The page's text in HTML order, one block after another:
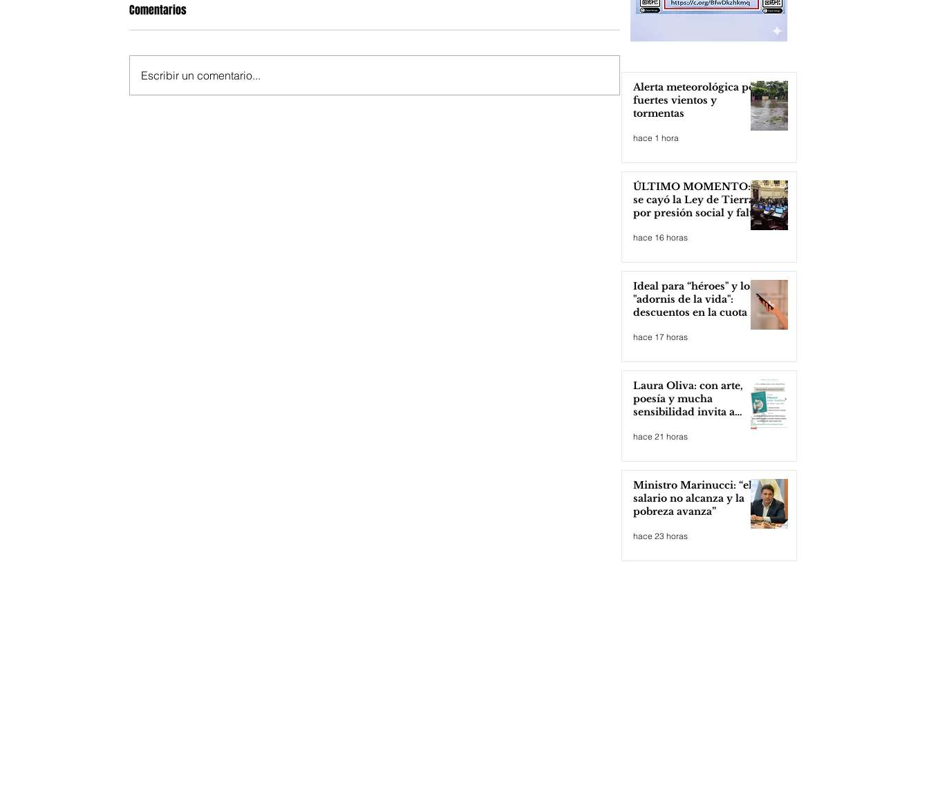
Comentarios
Escribir un comentario...
Alerta meteorológica por
fuertes vientos y
tormentas
hace 1 hora
ÚLTIMO MOMENTO:
se cayó la Ley de Tierras
por presión social y falta
hace 16 horas
Ideal para “héroes" y los
"adornis de la vida":
descuentos en la cuota 4
hace 17 horas
Laura Oliva: con arte,
poesía y mucha
sensibilidad invita a
hace 21 horas
Ministro Marinucci: “el
salario no alcanza y la
pobreza avanza”
hace 23 horas